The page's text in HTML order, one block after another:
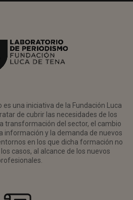
es una iniciativa de la Fundación Luca
de cubrir las necesidades de los
transformación del sector, el cambio
información y la demanda de nuevos
en los que dicha formación no
casos, al alcance de los nuevos